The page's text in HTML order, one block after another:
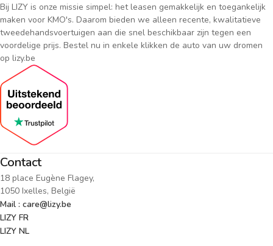
Bij LIZY is onze missie simpel: het leasen gemakkelijk en toegankelijk
maken voor KMO's. Daarom bieden we alleen recente, kwalitatieve
tweedehandsvoertuigen aan die snel beschikbaar zijn tegen een
voordelige prijs. Bestel nu in enkele klikken de auto van uw dromen
op lizy.be
Contact
18 place Eugène Flagey,
1050 Ixelles, België
Mail : care@lizy.be
LIZY FR
LIZY NL